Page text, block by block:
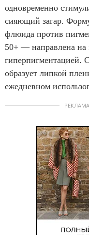
одновременно
сияющий загар.
флюида против
50+ — направлена на
гиперпигментацией.
образует липкой
ежедневном